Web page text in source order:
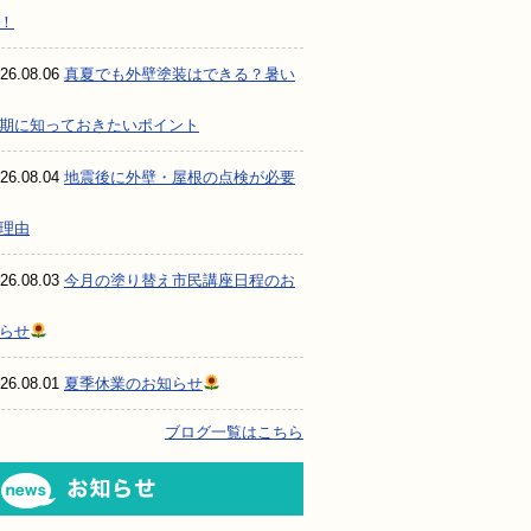
真夏でも外壁塗装はできる？暑い
に知っておきたいポイント
地震後に外壁・屋根の点検が必要
由
今月の塗り替え市民講座日程のお
せ
夏季休業のお知らせ
ブログ一覧はこちら